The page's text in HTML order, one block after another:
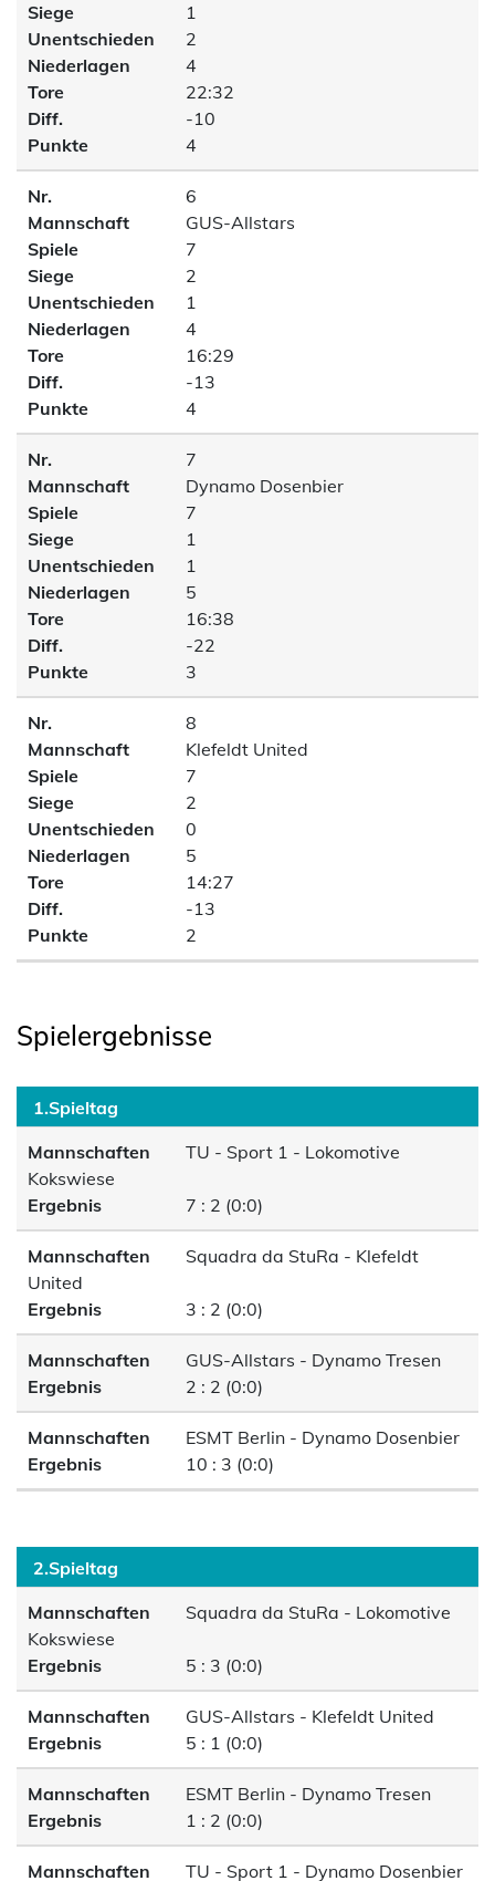
Siege
1
Unentschieden
2
Niederlagen
4
Tore
22:32
Diff.
-10
Punkte
4
Nr.
6
Mannschaft
GUS-Allstars
Spiele
7
Siege
2
Unentschieden
1
Niederlagen
4
Tore
16:29
Diff.
-13
Punkte
4
Nr.
7
Mannschaft
Dynamo Dosenbier
Spiele
7
Siege
1
Unentschieden
1
Niederlagen
5
Tore
16:38
Diff.
-22
Punkte
3
Nr.
8
Mannschaft
Klefeldt United
Spiele
7
Siege
2
Unentschieden
0
Niederlagen
5
Tore
14:27
Diff.
-13
Punkte
2
Spielergebnisse
1.Spieltag
Mannschaften
TU - Sport 1 - Lokomotive
Kokswiese
Ergebnis
7 : 2 (0:0)
Mannschaften
Squadra da StuRa - Klefeldt
United
Ergebnis
3 : 2 (0:0)
Mannschaften
GUS-Allstars - Dynamo Tresen
Ergebnis
2 : 2 (0:0)
Mannschaften
ESMT Berlin - Dynamo Dosenbier
Ergebnis
10 : 3 (0:0)
2.Spieltag
Mannschaften
Squadra da StuRa - Lokomotive
Kokswiese
Ergebnis
5 : 3 (0:0)
Mannschaften
GUS-Allstars - Klefeldt United
Ergebnis
5 : 1 (0:0)
Mannschaften
ESMT Berlin - Dynamo Tresen
Ergebnis
1 : 2 (0:0)
Mannschaften TU - Sport 1 - Dynamo Dosenbier